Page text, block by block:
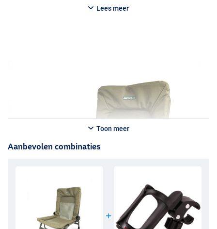
Lees meer
Toon meer
Aanbevolen combinaties